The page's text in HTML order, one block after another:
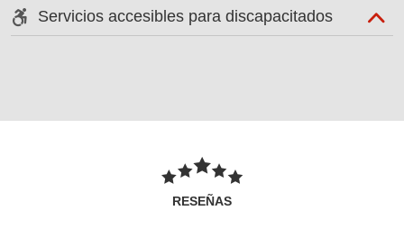
Servicios accesibles para discapacitados
RESEÑAS